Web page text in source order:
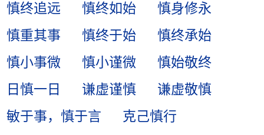
慎终追远 慎终如始
慎身修永
慎重其事
慎终于始
慎终承始
慎小事微
慎小谨微
慎始敬终
日慎一日
谦虚谨慎
谦虚敬慎
敏于事，慎于言
克己慎行